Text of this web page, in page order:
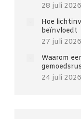
28 juli 2026
Hoe
beïnvloedt
27 juli 2026
Waarom
24 juli 2026